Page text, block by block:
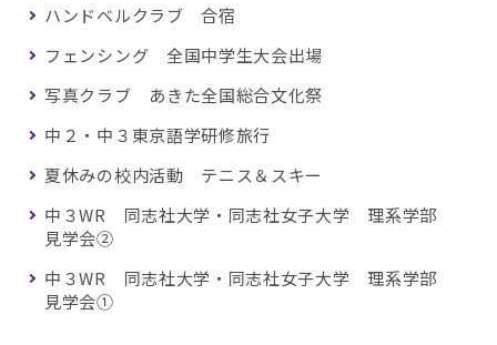
ハンドベルクラブ 合宿
フェンシング 全国中学生大会出場
写真クラブ あきた全国総合文化祭
中２・中３東京語学研修旅行
夏休みの校内活動 テニス＆スキー
中３WR 同志社大学・同志社女子大学 理系学部
見学会②
中３WR 同志社大学・同志社女子大学 理系学部
見学会①